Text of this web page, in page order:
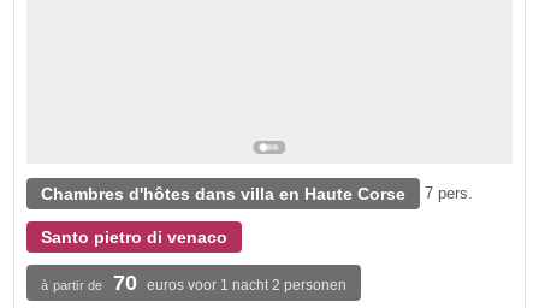
Chambres d'hôtes dans villa en Haute Corse 7 pers.
Santo pietro di venaco
à partir de 70 euros voor 1 nacht 2 personen